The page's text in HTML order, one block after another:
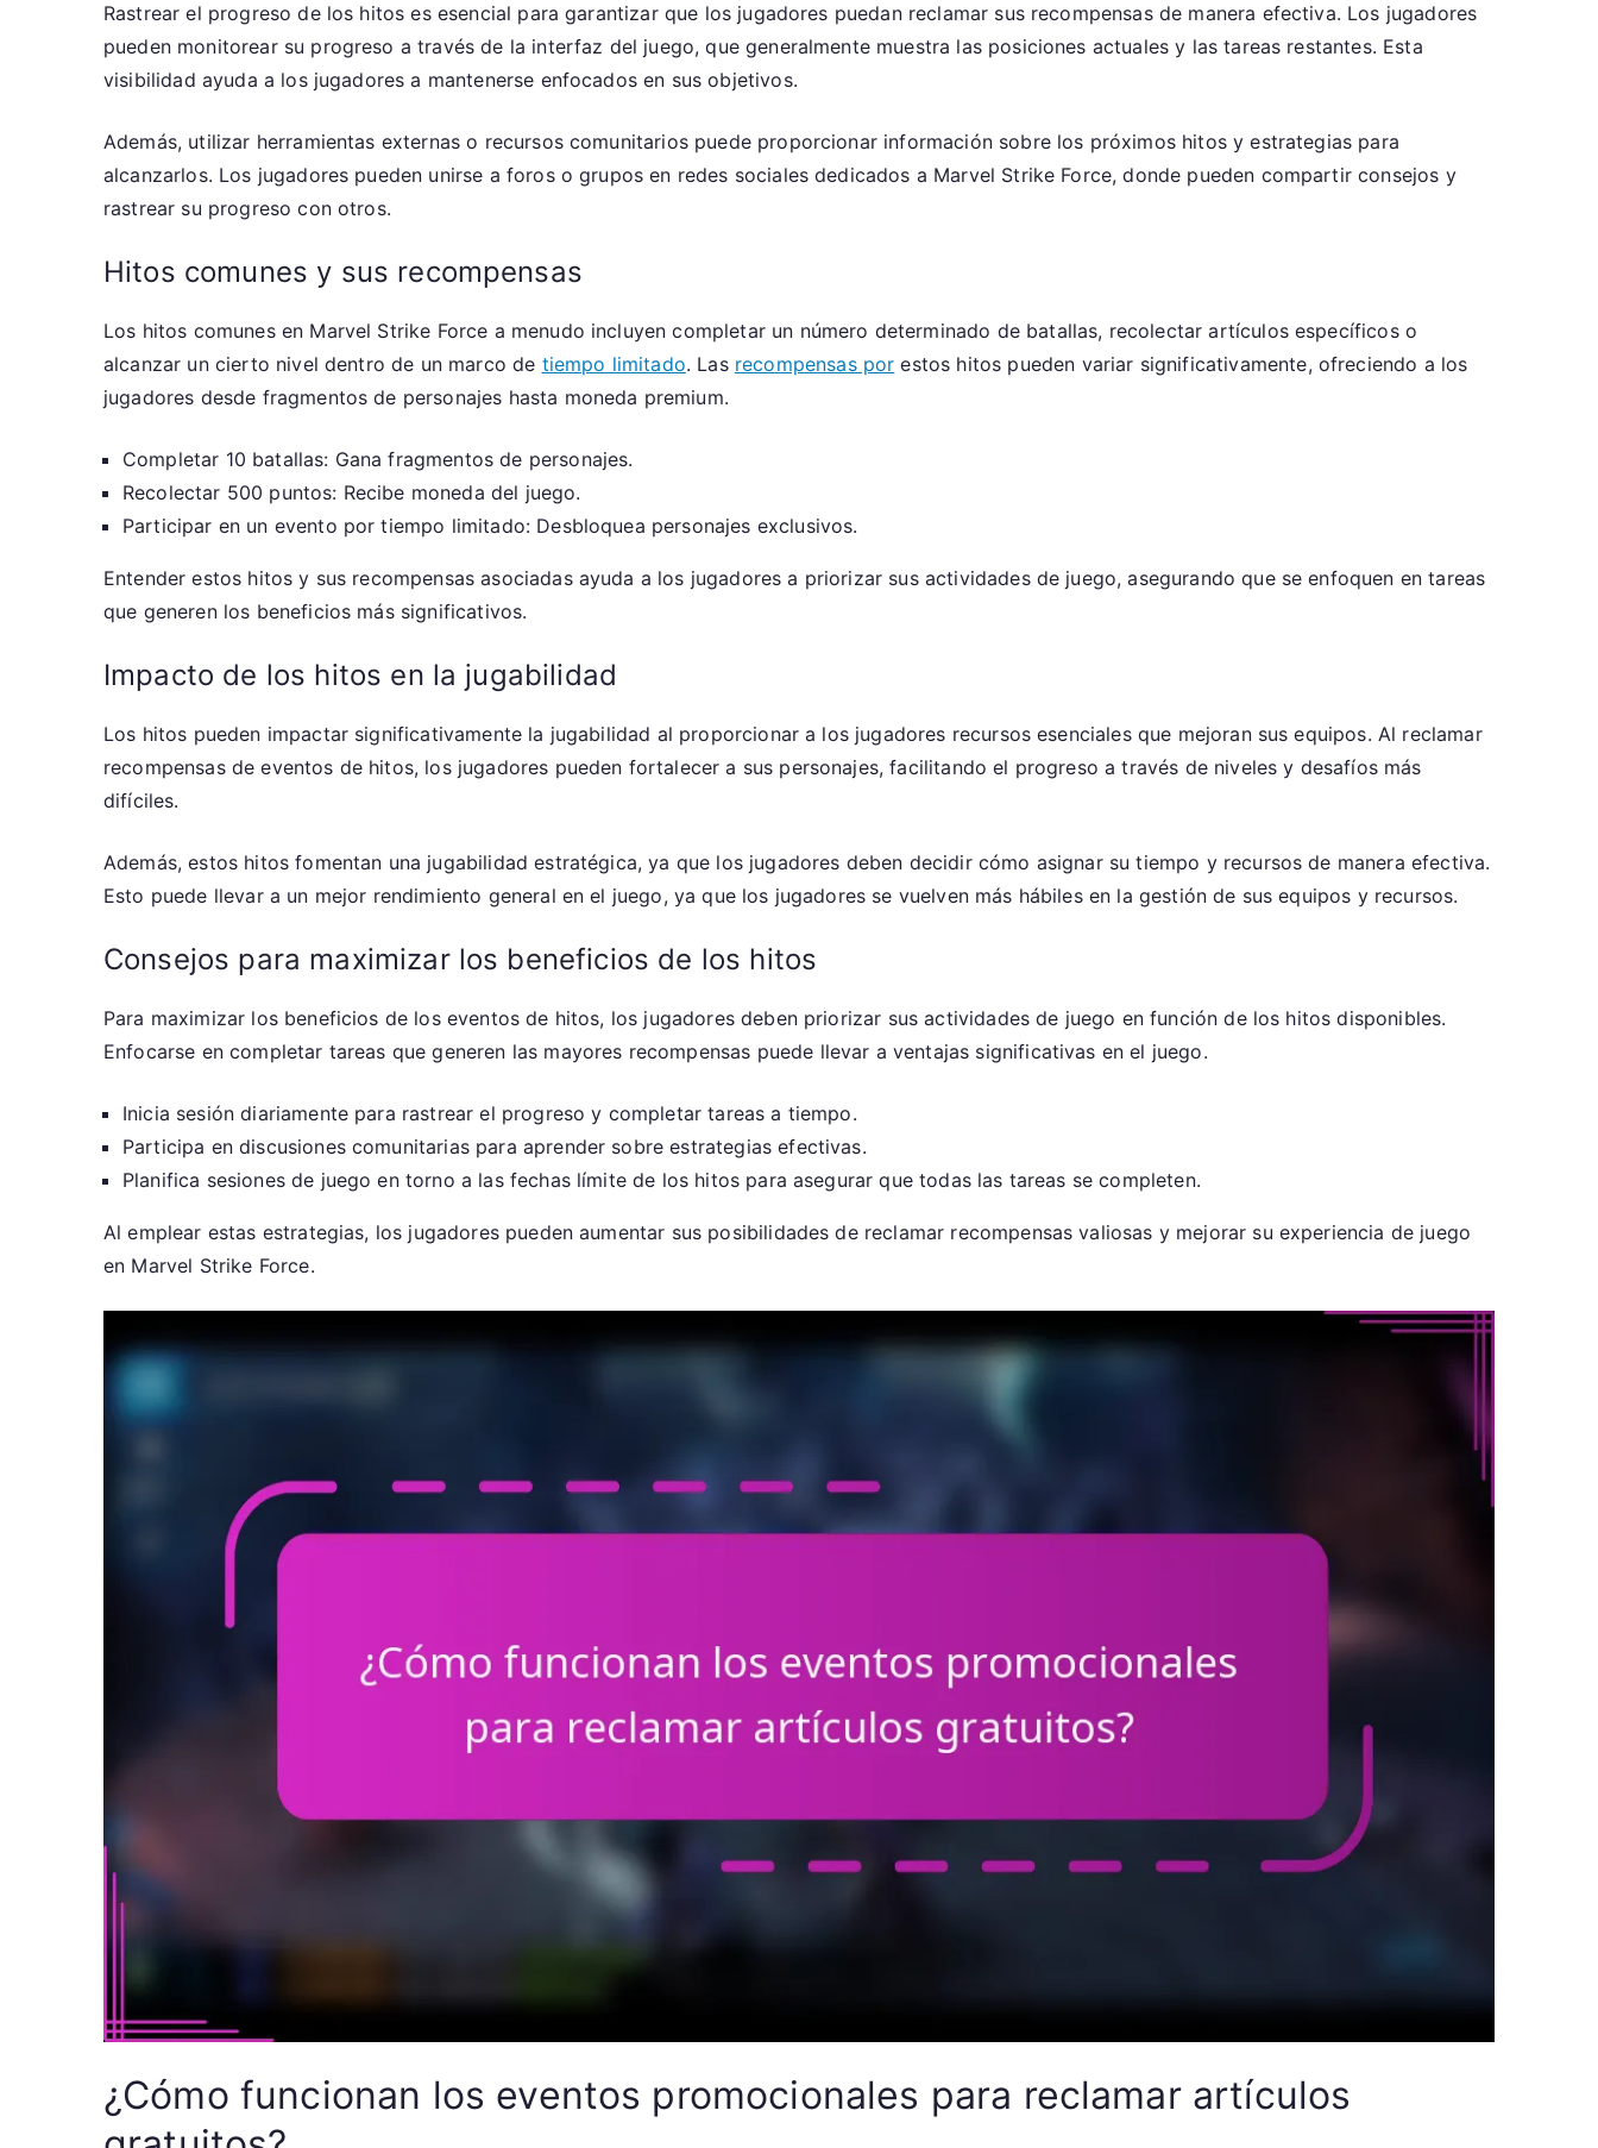
Rastrear el progreso de los hitos es esencial para garantizar que los jugadores puedan reclamar sus recompensas de manera efectiva. Los jugadores
pueden monitorear su progreso a través de la interfaz del juego, que generalmente muestra las posiciones actuales y las tareas restantes. Esta
visibilidad ayuda a los jugadores a mantenerse enfocados en sus objetivos.
Además, utilizar herramientas externas o recursos comunitarios puede proporcionar información sobre los próximos hitos y estrategias para
alcanzarlos. Los jugadores pueden unirse a foros o grupos en redes sociales dedicados a Marvel Strike Force, donde pueden compartir consejos y
rastrear su progreso con otros.
Hitos comunes y sus recompensas
Los hitos comunes en Marvel Strike Force a menudo incluyen completar un número determinado de batallas, recolectar artículos específicos o
alcanzar un cierto nivel dentro de un marco de tiempo limitado. Las recompensas por estos hitos pueden variar significativamente, ofreciendo a los
jugadores desde fragmentos de personajes hasta moneda premium.
Completar 10 batallas: Gana fragmentos de personajes.
Recolectar 500 puntos: Recibe moneda del juego.
Participar en un evento por tiempo limitado: Desbloquea personajes exclusivos.
Entender estos hitos y sus recompensas asociadas ayuda a los jugadores a priorizar sus actividades de juego, asegurando que se enfoquen en tareas
que generen los beneficios más significativos.
Impacto de los hitos en la jugabilidad
Los hitos pueden impactar significativamente la jugabilidad al proporcionar a los jugadores recursos esenciales que mejoran sus equipos. Al reclamar
recompensas de eventos de hitos, los jugadores pueden fortalecer a sus personajes, facilitando el progreso a través de niveles y desafíos más
difíciles.
Además, estos hitos fomentan una jugabilidad estratégica, ya que los jugadores deben decidir cómo asignar su tiempo y recursos de manera efectiva.
Esto puede llevar a un mejor rendimiento general en el juego, ya que los jugadores se vuelven más hábiles en la gestión de sus equipos y recursos.
Consejos para maximizar los beneficios de los hitos
Para maximizar los beneficios de los eventos de hitos, los jugadores deben priorizar sus actividades de juego en función de los hitos disponibles.
Enfocarse en completar tareas que generen las mayores recompensas puede llevar a ventajas significativas en el juego.
Inicia sesión diariamente para rastrear el progreso y completar tareas a tiempo.
Participa en discusiones comunitarias para aprender sobre estrategias efectivas.
Planifica sesiones de juego en torno a las fechas límite de los hitos para asegurar que todas las tareas se completen.
Al emplear estas estrategias, los jugadores pueden aumentar sus posibilidades de reclamar recompensas valiosas y mejorar su experiencia de juego
en Marvel Strike Force.
¿Cómo funcionan los eventos promocionales para reclamar artículos